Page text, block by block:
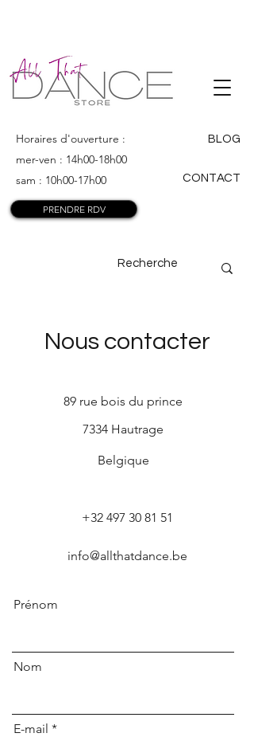
ALL THAT
DANCE
Horaires d'ouverture :
mer-ven : 14h00-18h00
sam : 10h00-17h00
BLOG
CONTACT
PRENDRE RDV
Nous contacter
89 rue bois du prince
7334 Hautrage
Belgique
+32 497 30 81 51
info@allthatdance.be
Prénom
Nom
E-mail